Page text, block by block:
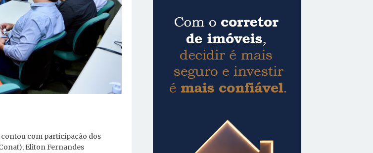
com participação dos
Eliton Fernandes